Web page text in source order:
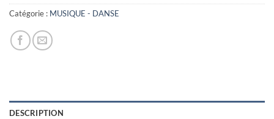
Catégorie : MUSIQUE - DANSE
DESCRIPTION